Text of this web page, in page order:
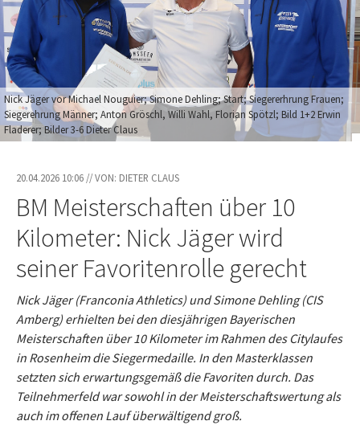
Nick Jäger vor Michael Nouguier; Simone Dehling; Start; Siegererhrung Frauen;
Siegerehrung Männer; Anton Gröschl, Willi Wahl, Florian Spötzl; Bild 1+2 Erwin
Fladerer; Bilder 3-6 Dieter Claus
20.04.2026 10:06 // VON: DIETER CLAUS
BM Meisterschaften über 10
Kilometer: Nick Jäger wird
seiner Favoritenrolle gerecht
Nick Jäger (Franconia Athletics) und Simone Dehling (CIS
Amberg) erhielten bei den diesjährigen Bayerischen
Meisterschaften über 10 Kilometer im Rahmen des Citylaufes
in Rosenheim die Siegermedaille. In den Masterklassen
setzten sich erwartungsgemäß die Favoriten durch. Das
Teilnehmerfeld war sowohl in der Meisterschaftswertung als
auch im offenen Lauf überwältigend groß.